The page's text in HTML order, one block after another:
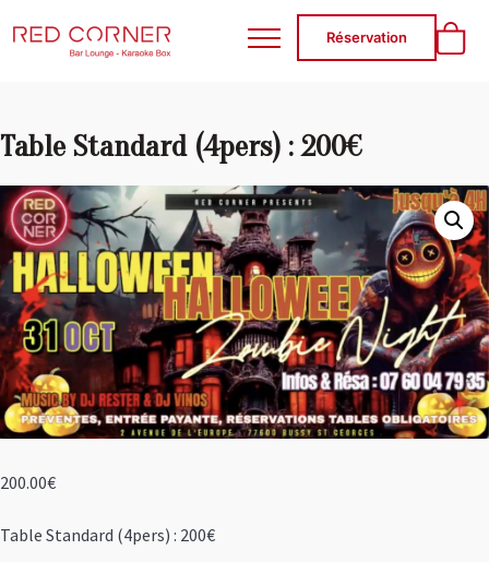
RED CORNER
Réservation
Table Standard (4pers) : 200€
200.00€
Table Standard (4pers) : 200€